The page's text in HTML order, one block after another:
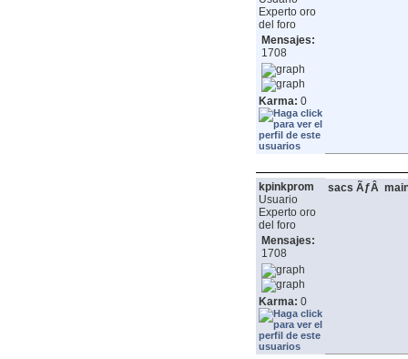
Experto oro
del foro
Mensajes:
1708
Karma: 0
kpinkprom
Usuario
Experto oro
del foro
Mensajes:
1708
Karma: 0
sacs ÃƒÂ